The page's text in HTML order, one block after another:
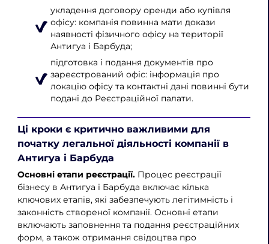
укладення договору оренди або купівля
офісу: компанія повинна мати докази
наявності фізичного офісу на території
Антигуа і Барбуда;
підготовка і подання документів про
зареєстрований офіс: інформація про
локацію офісу та контактні дані повинні бути
подані до Реєстраційної палати.
Ці кроки є критично важливими для
початку легальної діяльності компанії в
Антигуа і Барбуда
Основні етапи реєстрації. Процес реєстрації
бізнесу в Антигуа і Барбуда включає кілька
ключових етапів, які забезпечують легітимність і
законність створеної компанії. Основні етапи
включають заповнення та подання реєстраційних
форм, а також отримання свідоцтва про